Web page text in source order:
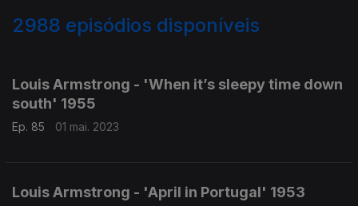
2988 episódios disponíveis
Louis Armstrong - 'When it’s sleepy time down
south' 1955
Ep. 85 01 mai. 2023
Louis Armstrong - 'April in Portugal' 1953